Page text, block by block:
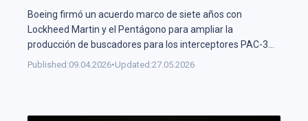
Boeing firmó un acuerdo marco de siete años con
Lockheed Martin y el Pentágono para ampliar la
producción de buscadores para los interceptores PAC-3
MSE del sistema Patriot — los sistemas de guía críticos
Published:09.04.2026•Updated:27.05.2026